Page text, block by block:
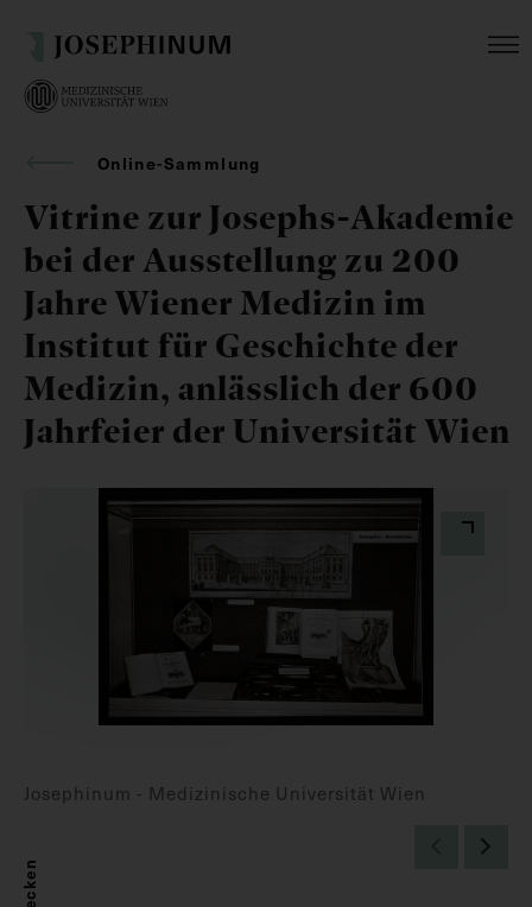
Online-Sammlung
Vitrine zur Josephs-Akademie
bei der Ausstellung zu 200
Jahre Wiener Medizin im
Institut für Geschichte der
Medizin, anlässlich der 600
Jahrfeier der Universität Wien
Josephinum - Medizinische Universität Wien